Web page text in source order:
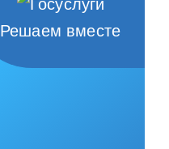
Решаем вместе